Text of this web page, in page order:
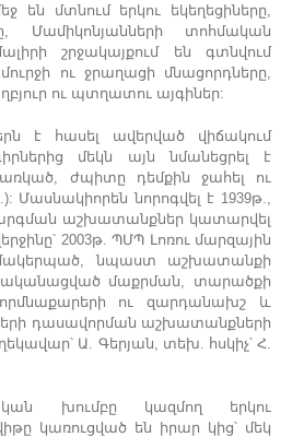
են մտնում երկու եկեղեցիները,
Մամիկոնյանների տոհմական
շրջակայքում են գտնվում
ու ջրաղացի մնացորդները,
ու պտղատու այգիներ:
է հասել ավերված վիճակում
մեկն այն նմանեցրել է
ժպիտը դեմքին ջահել ու
Մասնակիորեն նորոգվել է 1939թ.,
աշխատանքներ կատարվել
2003թ. ՊՄՊ Լոռու մարզային
նպաստ աշխատանքի
մաքրման, տարածքի
ու զարդանախշ և
դասավորման աշխատանքների
Ա. Գերյան, տեխ. հսկիչ՝ Հ.
խումբը կազմող երկու
կառուցված են իրար կից՝ մեկ